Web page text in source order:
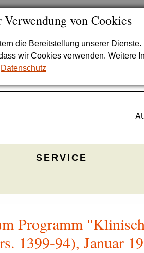
von Cookies
die Bereitstellung unserer
wir Cookies verwenden. Weitere
Datenschutz
SERVICE
Programm
1399-94), Januar